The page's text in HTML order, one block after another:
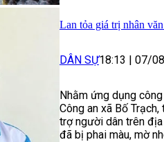
Lan tỏa giá trị nhân
DÂN SỰ18:13 | 07/
Nhằm ứng dụng
Công an xã Bố
trợ người dân trên
đã bị phai màu, mờ